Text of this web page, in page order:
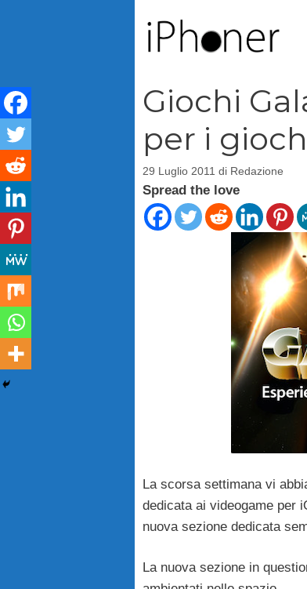
Giochi
per i
29 Luglio 2011 di Redazione
Spread the love
La scorsa settimana vi
dedicata ai videogame per
nuova sezione dedicata
La nuova sezione in